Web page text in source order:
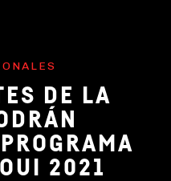
DE LA
2021